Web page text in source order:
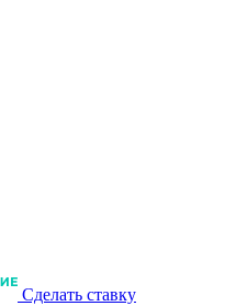
Сделать ставку